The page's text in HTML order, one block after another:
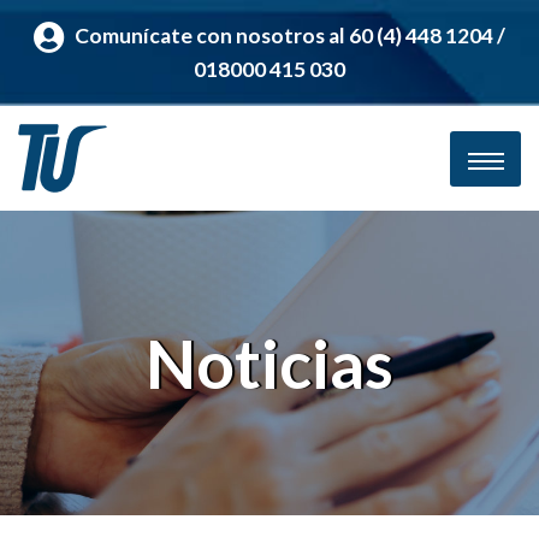
Comunícate con nosotros al 60 (4) 448 1204 /
018000 415 030
Noticias